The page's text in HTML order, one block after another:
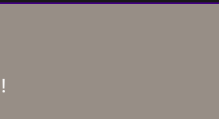
Hitta rätt soffa
Inspiration